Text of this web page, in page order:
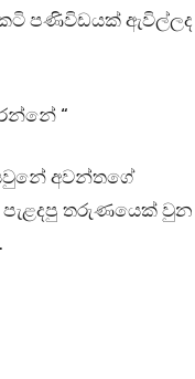
පණිවිඩයක් ඇවිල්ලද
“
අවන්තගේ
පැළදපු තරුණයෙක් වුන